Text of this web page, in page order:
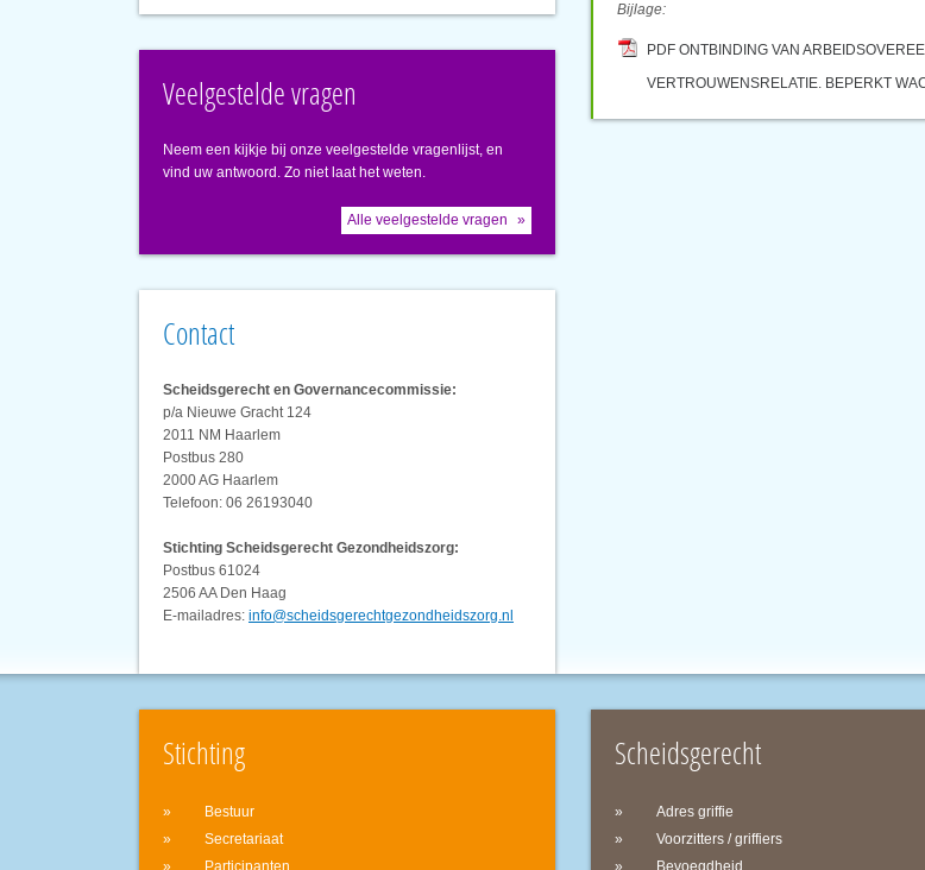
Veelgestelde vragen
Neem een kijkje bij onze veelgestelde vragenlijst, en
vind uw antwoord. Zo niet laat het weten.
Alle veelgestelde vragen
Contact
Scheidsgerecht en Governancecommissie:
p/a Nieuwe Gracht 124
2011 NM Haarlem
Postbus 280
2000 AG Haarlem
Telefoon: 06 26193040
Stichting Scheidsgerecht Gezondheidszorg:
Postbus 61024
2506 AA Den Haag
E-mailadres: info@scheidsgerechtgezondheidszorg.nl
Bijlage:
PDF ONTBINDING VAN
VERTROUWENSRELATIE. BEPERKT
Stichting
Bestuur
Secretariaat
Participanten
Scheidsgerecht
Adres griffie
Voorzitters / griffiers
Bevoegdheid